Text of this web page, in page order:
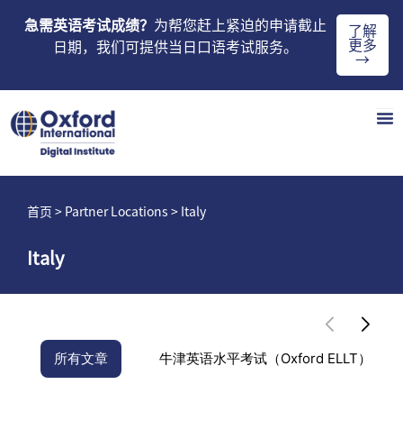
急需英语考试成绩？ 为帮您赶上紧迫的申请截止
日期，我们可提供当日口语考试服务。
了解
更多
→
首页 > Partner Locations > Italy
Italy
所有文章 牛津英语水平考试（Oxford ELLT）